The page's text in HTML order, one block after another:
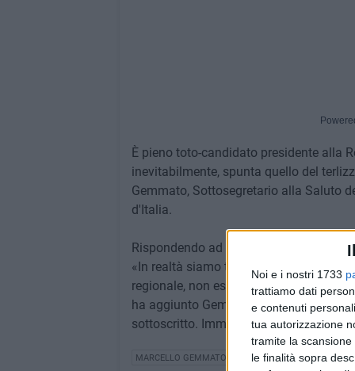
Noi e i nostri 1733
trattiamo dati
e contenuti
tua autorizzazione
tramite la
le finalità sopra
È pieno toto-candidato presidente alla
inevitabilmente, spunta quello del
Gemmato, Sottosegretario alla Saluto
d'Italia.
Rispondendo ad un incontro su
«In realtà siamo tutti possibili
regionale, non esiterò a rispondere
ha aggiunto Gemmato - il nostro
sottoscritto. Immagino possa essere
MARCELLO GEMMATO ELEZIONI REGIONALI